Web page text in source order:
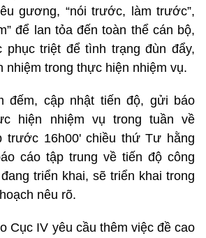
gương, “nói trước, làm trước”,
để lan tỏa đến toàn thể cán bộ,
phục triệt để tình trạng đùn đẩy,
nhiệm trong thực hiện nhiệm vụ.
đếm, cập nhật tiến độ, gửi báo
hiện nhiệm vụ trong tuần về
trước 16h00' chiều thứ Tư hằng
cáo tập trung về tiến độ công
triển khai, sẽ triển khai trong
nêu rõ.
Cục IV yêu cầu thêm việc đề cao